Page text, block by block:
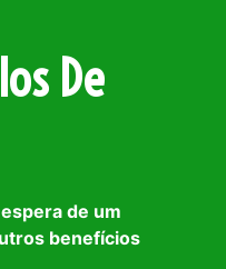
De
de um
benefícios